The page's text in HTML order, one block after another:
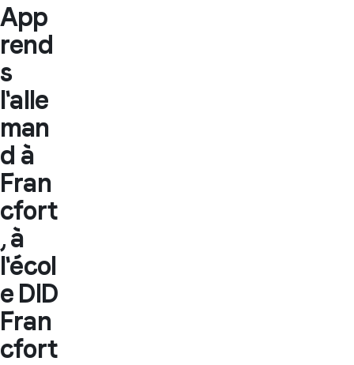
App
rend
s
l'alle
man
d à
Fran
cfort
, à
l'écol
e DID
Fran
cfort